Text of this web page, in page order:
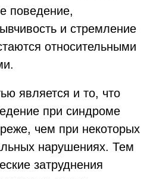
поведение,
и стремление
относительными
является и то, что
при синдроме
чем при некоторых
нарушениях. Тем
затруднения